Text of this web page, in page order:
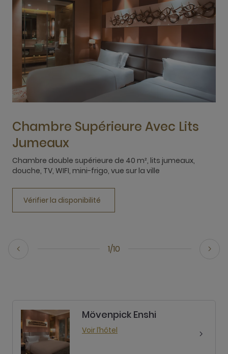
1/10
Chambre Supérieure Avec Lits
Jumeaux
Chambre double supérieure de 40 m², lits jumeaux,
douche, TV, WIFI, mini-frigo, vue sur la ville
Vérifier la disponibilité
Mövenpick Enshi
Voir l’hôtel